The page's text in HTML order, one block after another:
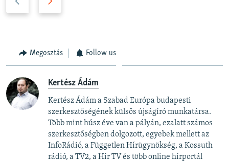
s
s
l
e
Megosztás Follow us
Kertész Ádám
Kertész Ádám a Szabad Európa budapesti
szerkesztőségének külsős újságíró munkatársa.
Több mint húsz éve van a pályán, ezalatt számos
szerkesztőségben dolgozott, egyebek mellett az
InfoRádió, a Független Hírügynökség, a Kossuth
rádió, a TV2, a Hír TV és több online hírportál